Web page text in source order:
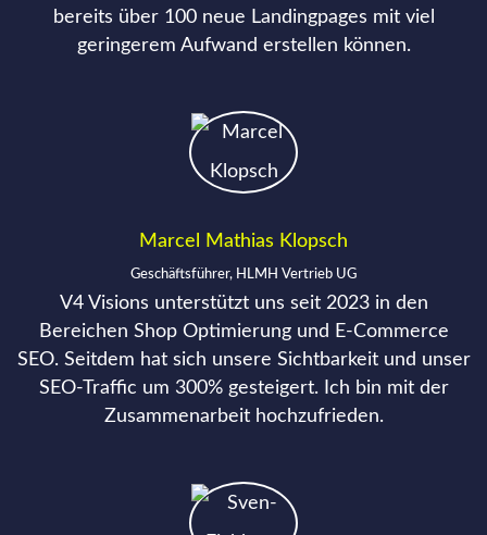
bereits über 100 neue Landingpages mit viel
geringerem Aufwand erstellen können.
Marcel Mathias Klopsch
Geschäftsführer, HLMH Vertrieb UG
V4 Visions unterstützt uns seit 2023 in den
Bereichen Shop Optimierung und E-Commerce
SEO. Seitdem hat sich unsere Sichtbarkeit und unser
SEO-Traffic um 300% gesteigert. Ich bin mit der
Zusammenarbeit hochzufrieden.